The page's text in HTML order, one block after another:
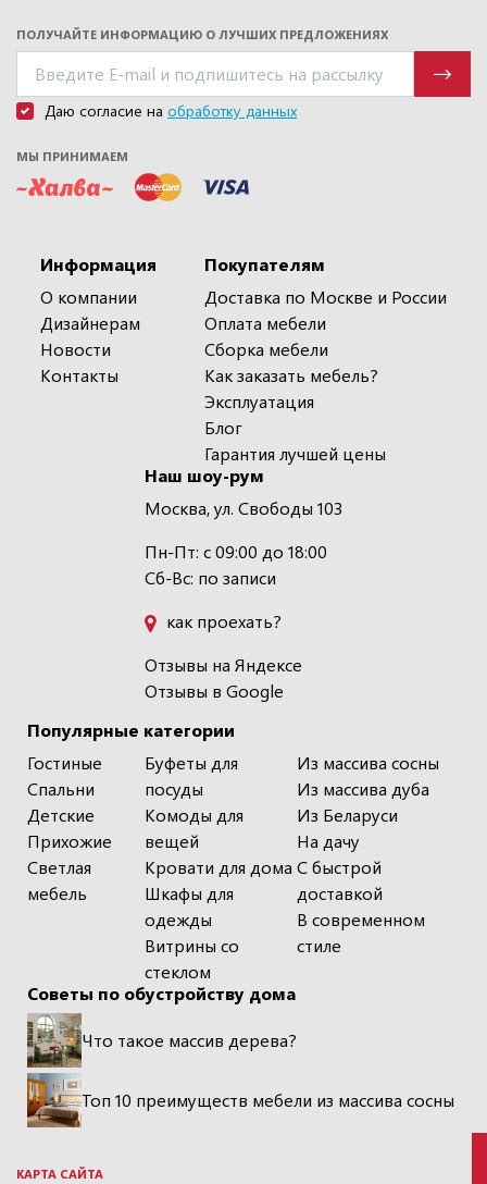
ПОЛУЧАЙТЕ ИНФОРМАЦИЮ О ЛУЧШИХ ПРЕДЛОЖЕНИЯХ
Даю согласие на обработку данных
МЫ ПРИНИМАЕМ
Информация
О компании
Дизайнерам
Новости
Контакты
Популярные категории
Гостиные
Спальни
Детские
Прихожие
Светлая
мебель
Буфеты для
посуды
Комоды для
вещей
Кровати для дома
Шкафы для
одежды
Витрины со
стеклом
Из массива сосны
Из массива дуба
Из Беларуси
На дачу
С быстрой
доставкой
В современном
стиле
Покупателям
Доставка по Москве и России
Оплата мебели
Сборка мебели
Как заказать мебель?
Эксплуатация
Блог
Гарантия лучшей цены
Наш шоу-рум
Москва, ул. Свободы 103
Пн-Пт: с 09:00 до 18:00
Сб-Вс: по записи
как проехать?
Отзывы на Яндексе
Отзывы в Google
Советы по обустройству дома
Что такое массив дерева?
Топ 10 преимуществ мебели из массива сосны
КАРТА САЙТА